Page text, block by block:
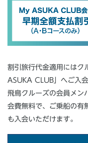
割引旅行代金適用にはク
ASUKA CLUB」へご入
飛鳥クルーズの会員メ
会費無料で、ご乗船の有
も入会いただけます。